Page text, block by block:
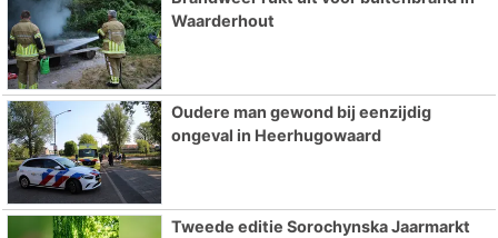
Waarderhout
Oudere man gewond bij eenzijdig
ongeval in Heerhugowaard
Tweede editie Sorochynska Jaarmarkt